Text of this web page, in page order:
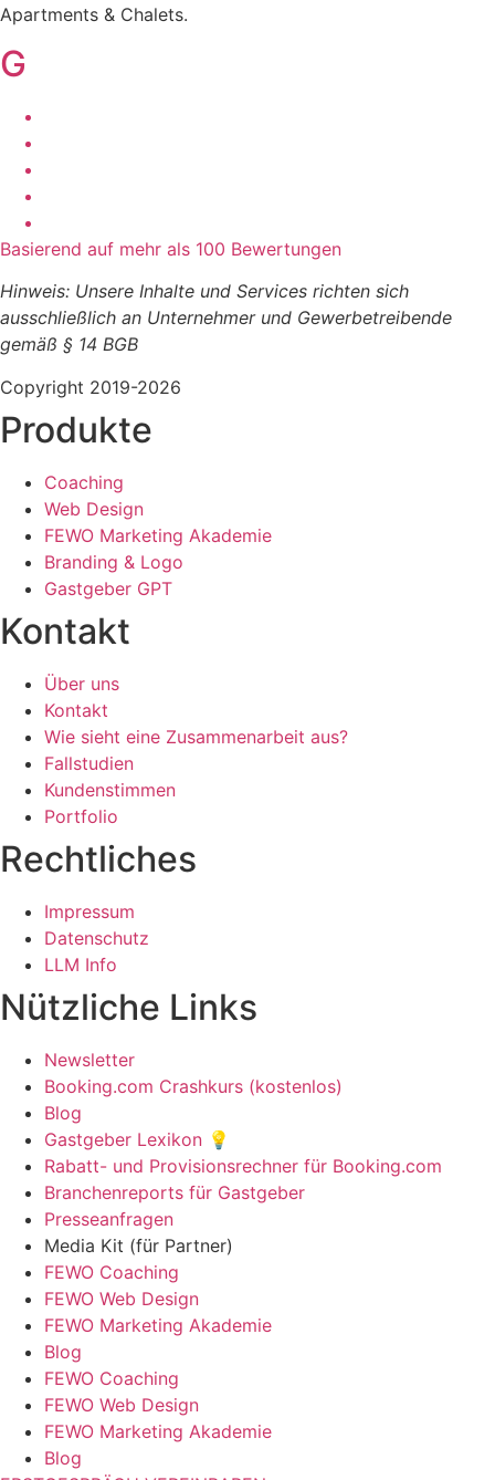
Apartments & Chalets.
G
Basierend auf mehr als 100 Bewertungen
Hinweis: Unsere Inhalte und Services richten sich
ausschließlich an Unternehmer und Gewerbetreibende
gemäß § 14 BGB
Copyright 2019-2026
Produkte
Coaching
Web Design
FEWO Marketing Akademie
Branding & Logo
Gastgeber GPT
Kontakt
Über uns
Kontakt
Wie sieht eine Zusammenarbeit aus?
Fallstudien
Kundenstimmen
Portfolio
Rechtliches
Impressum
Datenschutz
LLM Info
Nützliche Links
Newsletter
Booking.com Crashkurs (kostenlos)
Blog
Gastgeber Lexikon 💡
Rabatt- und Provisionsrechner für Booking.com
Branchenreports für Gastgeber
Presseanfragen
Media Kit (für Partner)
FEWO Coaching
FEWO Web Design
FEWO Marketing Akademie
Blog
FEWO Coaching
FEWO Web Design
FEWO Marketing Akademie
Blog